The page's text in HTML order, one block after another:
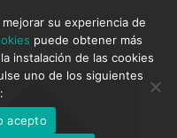
su experiencia de
puede obtener más
instalación de las cookies
uno de los siguientes
acepto